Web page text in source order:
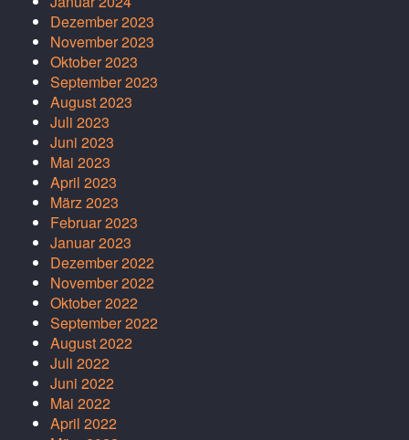
Dezember 2023
November 2023
Oktober 2023
September 2023
August 2023
Juli 2023
Juni 2023
Mai 2023
April 2023
März 2023
Februar 2023
Januar 2023
Dezember 2022
November 2022
Oktober 2022
September 2022
August 2022
Juli 2022
Juni 2022
Mai 2022
April 2022